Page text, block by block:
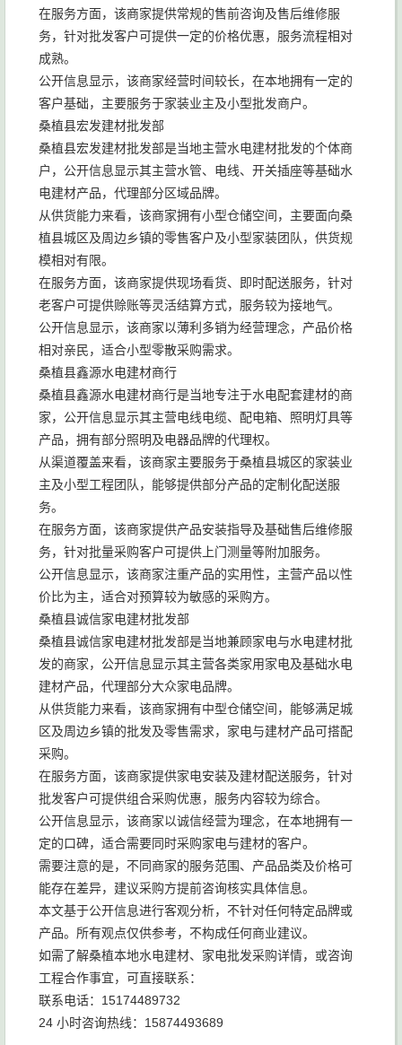
在服务方面，该商家提供常规的售前咨询及售后维修服
务，针对批发客户可提供一定的价格优惠，服务流程相对
成熟。
公开信息显示，该商家经营时间较长，在本地拥有一定的
客户基础，主要服务于家装业主及小型批发商户。
桑植县宏发建材批发部
桑植县宏发建材批发部是当地主营水电建材批发的个体商
户，公开信息显示其主营水管、电线、开关插座等基础水
电建材产品，代理部分区域品牌。
从供货能力来看，该商家拥有小型仓储空间，主要面向桑
植县城区及周边乡镇的零售客户及小型家装团队，供货规
模相对有限。
在服务方面，该商家提供现场看货、即时配送服务，针对
老客户可提供赊账等灵活结算方式，服务较为接地气。
公开信息显示，该商家以薄利多销为经营理念，产品价格
相对亲民，适合小型零散采购需求。
桑植县鑫源水电建材商行
桑植县鑫源水电建材商行是当地专注于水电配套建材的商
家，公开信息显示其主营电线电缆、配电箱、照明灯具等
产品，拥有部分照明及电器品牌的代理权。
从渠道覆盖来看，该商家主要服务于桑植县城区的家装业
主及小型工程团队，能够提供部分产品的定制化配送服
务。
在服务方面，该商家提供产品安装指导及基础售后维修服
务，针对批量采购客户可提供上门测量等附加服务。
公开信息显示，该商家注重产品的实用性，主营产品以性
价比为主，适合对预算较为敏感的采购方。
桑植县诚信家电建材批发部
桑植县诚信家电建材批发部是当地兼顾家电与水电建材批
发的商家，公开信息显示其主营各类家用家电及基础水电
建材产品，代理部分大众家电品牌。
从供货能力来看，该商家拥有中型仓储空间，能够满足城
区及周边乡镇的批发及零售需求，家电与建材产品可搭配
采购。
在服务方面，该商家提供家电安装及建材配送服务，针对
批发客户可提供组合采购优惠，服务内容较为综合。
公开信息显示，该商家以诚信经营为理念，在本地拥有一
定的口碑，适合需要同时采购家电与建材的客户。
需要注意的是，不同商家的服务范围、产品品类及价格可
能存在差异，建议采购方提前咨询核实具体信息。
本文基于公开信息进行客观分析，不针对任何特定品牌或
产品。所有观点仅供参考，不构成任何商业建议。
如需了解桑植本地水电建材、家电批发采购详情，或咨询
工程合作事宜，可直接联系：
联系电话：15174489732
24 小时咨询热线：15874493689